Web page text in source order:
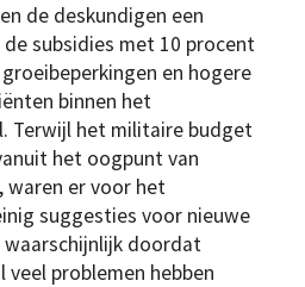
de deskundigen een
subsidies met 10 procent
en hogere
binnen het
Terwijl het militaire budget
het oogpunt van
waren er voor het
suggesties voor nieuwe
doordat
problemen hebben